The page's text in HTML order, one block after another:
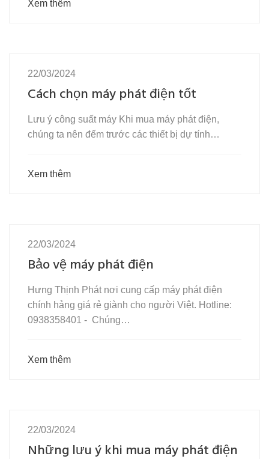
Xem thêm
22/03/2024
Cách chọn máy phát điện tốt
Lưu ý công suất máy Khi mua máy phát điện,
chúng ta nên đếm trước các thiết bị dự tính…
Xem thêm
22/03/2024
Bảo vệ máy phát điện
Hưng Thịnh Phát nơi cung cấp máy phát điện
chính hảng giá rẻ giành cho người Việt. Hotline:
0938358401 - Chúng…
Xem thêm
22/03/2024
Những lưu ý khi mua máy phát điện